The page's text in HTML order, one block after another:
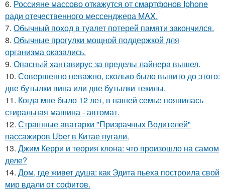
6. Россияне массово откажутся от смартфонов Iphone
ради отечественного мессенджера MAX.
7. Обычный поход в туалет потерей памяти закончился.
8. Обычные прогулки мощной поддержкой для
организма оказались.
9. Опасный хантавирус за пределы лайнера вышел.
10. Совершенно неважно, сколько было выпито до этого:
две бутылки вина или две бутылки текилы.
11. Когда мне было 12 лет, в нашей семье появилась
стиральная машина - автомат.
12. Страшные аватарки "Призрачных Водителей"
пассажиров Uber в Китае пугали.
13. Джим Керри и теория клона: что произошло на самом
деле?
14. Дом, где живет душа: как Эдита пьеха построила свой
мир вдали от софитов.